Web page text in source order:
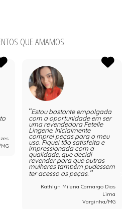
QUE AMAMOS
Estou bastante empolgada
com a oportunidade em ser
uma revendedora Fetelle
Lingerie. Inicialmente
comprei peças para o meu
uso. Fiquei tão satisfeita e
impressionada com a
qualidade, que decidi
revender para que outras
mulheres também pudessem
ter acesso as peças.
Kathlyn Milena Camargo Dias
Lima
Varginha/MG